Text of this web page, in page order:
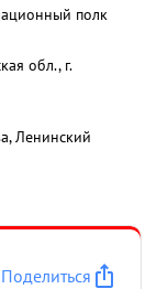
полк
обл., г.
Ленинский
Поделиться